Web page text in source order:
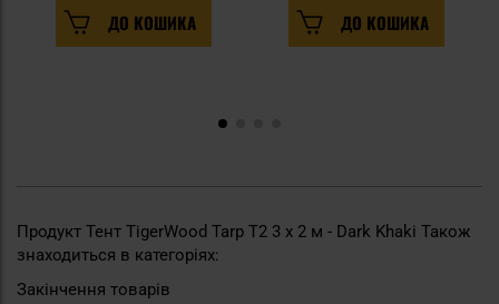
ДО КОШИКА ДО КОШИКА
Продукт Тент TigerWood Tarp T2 3 x 2 м - Dark Khaki Також
знаходиться в категоріях:
Закінчення товарів